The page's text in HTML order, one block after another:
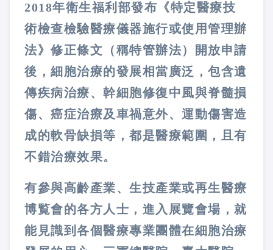
2018年衛生福利部發布《特定醫療技
術檢查檢驗醫療儀器施行或使用管理辦
法》修正條文（稱特管辦法）開放申請
後，細胞治療的發展相當廣泛，包含遺
傳疾病治療、幹細胞修復中風與脊髓損
傷、癌症治療及車禍意外、運動傷害造
成的軟骨缺損等，都是醫療範圍，且有
不錯治療效果。
有參與高齡產業、生技產業或再生醫療
博覧會的各方人士，進入展覽會場，就
能見識到各個醫療專業團體在細胞治療